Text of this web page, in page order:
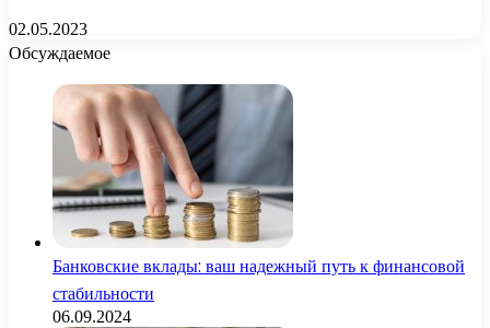
02.05.2023
Обсуждаемое
Банковские вклады: ваш надежный путь к финансовой
стабильности
06.09.2024